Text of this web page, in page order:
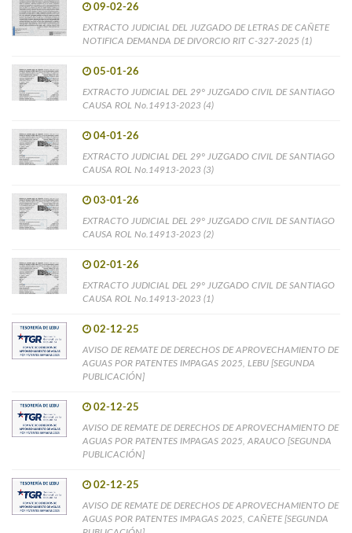
09-02-26
EXTRACTO JUDICIAL DEL JUZGADO DE LETRAS DE CAÑETE
NOTIFICA DEMANDA DE DIVORCIO RIT C-327-2025 (1)
05-01-26
EXTRACTO JUDICIAL DEL 29° JUZGADO CIVIL DE SANTIAGO
CAUSA ROL No.14913-2023 (4)
04-01-26
EXTRACTO JUDICIAL DEL 29° JUZGADO CIVIL DE SANTIAGO
CAUSA ROL No.14913-2023 (3)
03-01-26
EXTRACTO JUDICIAL DEL 29° JUZGADO CIVIL DE SANTIAGO
CAUSA ROL No.14913-2023 (2)
02-01-26
EXTRACTO JUDICIAL DEL 29° JUZGADO CIVIL DE SANTIAGO
CAUSA ROL No.14913-2023 (1)
02-12-25
AVISO DE REMATE DE DERECHOS DE APROVECHAMIENTO DE
AGUAS POR PATENTES IMPAGAS 2025, LEBU [SEGUNDA
PUBLICACIÓN]
02-12-25
AVISO DE REMATE DE DERECHOS DE APROVECHAMIENTO DE
AGUAS POR PATENTES IMPAGAS 2025, ARAUCO [SEGUNDA
PUBLICACIÓN]
02-12-25
AVISO DE REMATE DE DERECHOS DE APROVECHAMIENTO DE
AGUAS POR PATENTES IMPAGAS 2025, CAÑETE [SEGUNDA